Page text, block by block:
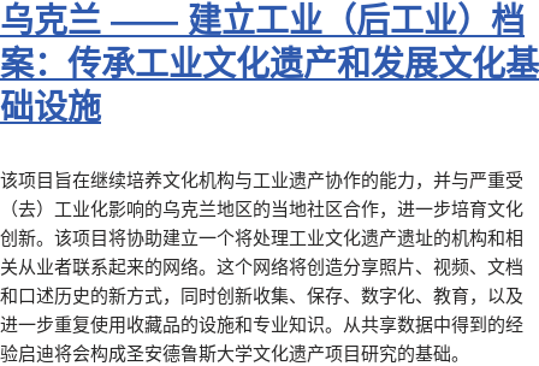
乌克兰 —— 建立工业（后工业）档
案：传承工业文化遗产和发展文化基
础设施
该项目旨在继续培养文化机构与工业遗产协作的能力，并与严重受
（去）工业化影响的乌克兰地区的当地社区合作，进一步培育文化
创新。该项目将协助建立一个将处理工业文化遗产遗址的机构和相
关从业者联系起来的网络。这个网络将创造分享照片、视频、文档
和口述历史的新方式，同时创新收集、保存、数字化、教育，以及
进一步重复使用收藏品的设施和专业知识。从共享数据中得到的经
验启迪将会构成圣安德鲁斯大学文化遗产项目研究的基础。